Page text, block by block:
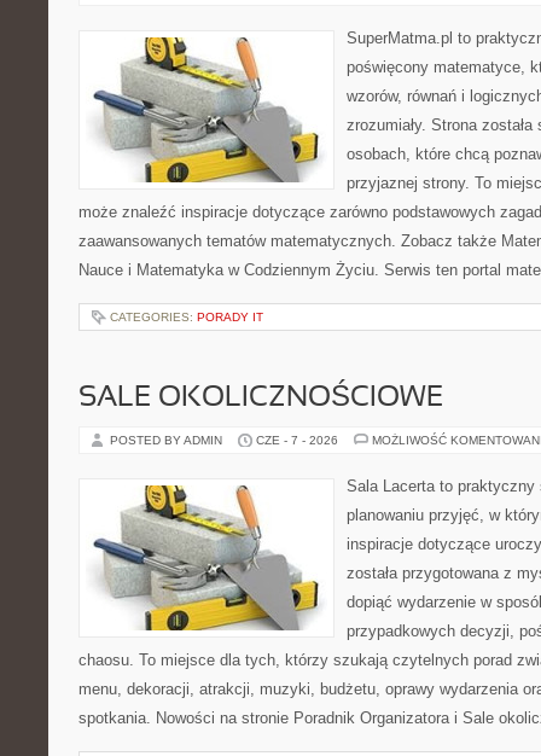
SuperMatma.pl to
poświęcony matematyce,
wzorów, równań i
zrozumiały. Strona
osobach, które chcą
przyjaznej strony. To
może znaleźć inspiracje dotyczące zarówno podstawowych
zaawansowanych tematów matematycznych. Zobacz także
Nauce i Matematyka w Codziennym Życiu. Serwis ten portal
CATEGORIES: PORADY IT
SALE OKOLICZNOŚCIOWE
POSTED BY ADMIN CZE - 7 - 2026 MOŻLIWOŚĆ
Sala Lacerta to praktyczny
planowaniu przyjęć, w
inspiracje dotyczące
została przygotowana z
dopiąć wydarzenie w
przypadkowych decyzji,
chaosu. To miejsce dla tych, którzy szukają czytelnych porad
menu, dekoracji, atrakcji, muzyki, budżetu, oprawy wydarzenia
spotkania. Nowości na stronie Poradnik Organizatora i Sale